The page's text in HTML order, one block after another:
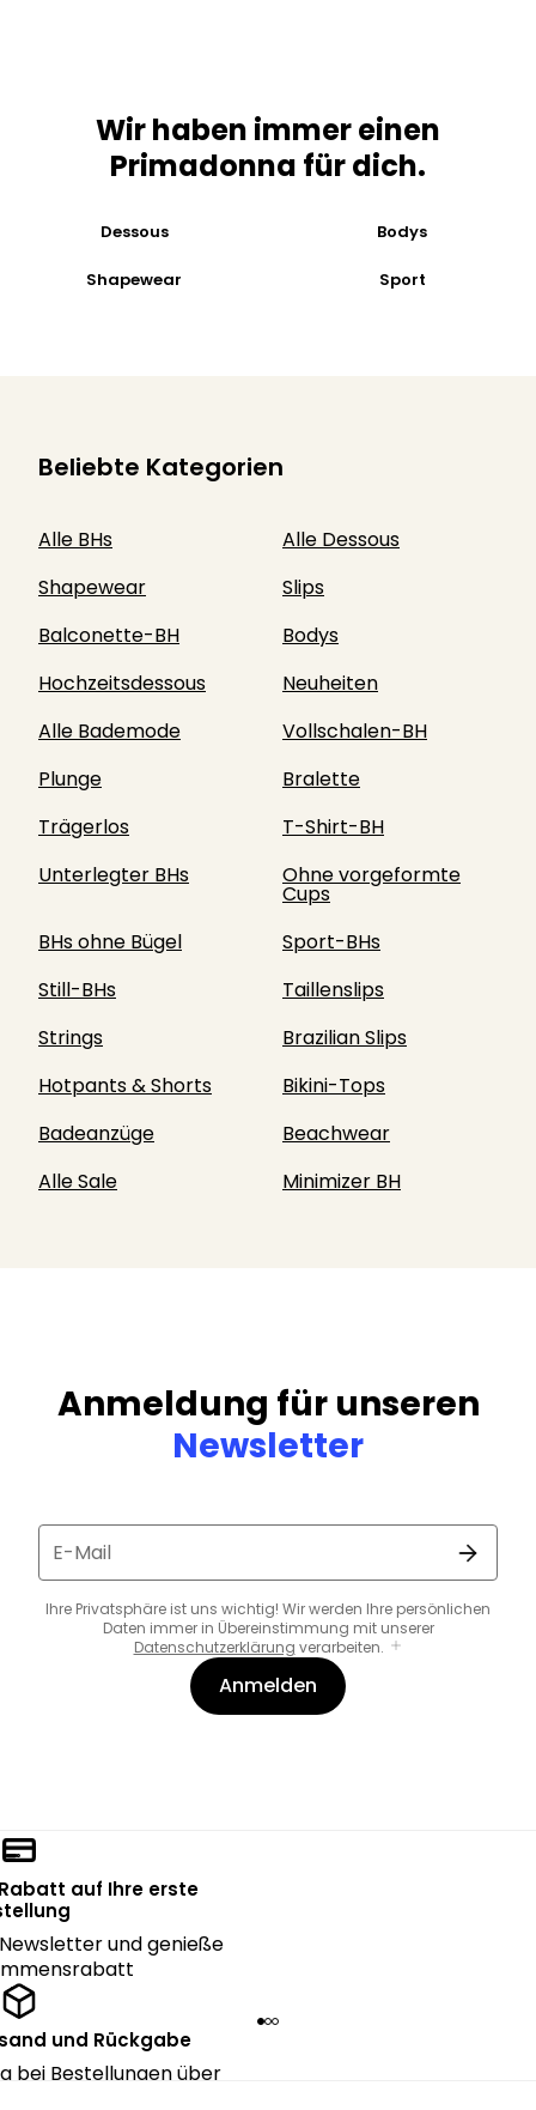
Wir haben immer einen
Primadonna für dich.
Dessous Bodys
Shapewear Sport
Beliebte Kategorien
Alle BHs
Alle Dessous
Shapewear
Slips
Balconette-BH
Bodys
Hochzeitsdessous
Neuheiten
Alle Bademode
Vollschalen-BH
Plunge
Bralette
Trägerlos
T-Shirt-BH
Unterlegter BHs
Ohne vorgeformte
Cups
BHs ohne Bügel
Sport-BHs
Still-BHs
Taillenslips
Strings
Brazilian Slips
Hotpants & Shorts
Bikini-Tops
Badeanzüge
Beachwear
Alle Sale
Minimizer BH
Anmeldung für unseren
Newsletter
E-Mail
Ihre Privatsphäre ist uns wichtig! Wir werden Ihre persönlichen
Daten immer in Übereinstimmung mit unserer
Datenschutzerklärung verarbeiten.
Anmelden
auf Ihre erste
und genieße
und Rückgabe
bei Bestellungen über